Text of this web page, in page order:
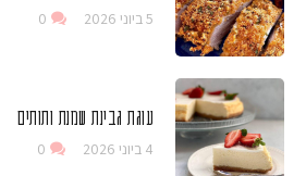
5 ביוני 2026 0
עוגת גבינת שמנת ותותים
4 ביוני 2026 0